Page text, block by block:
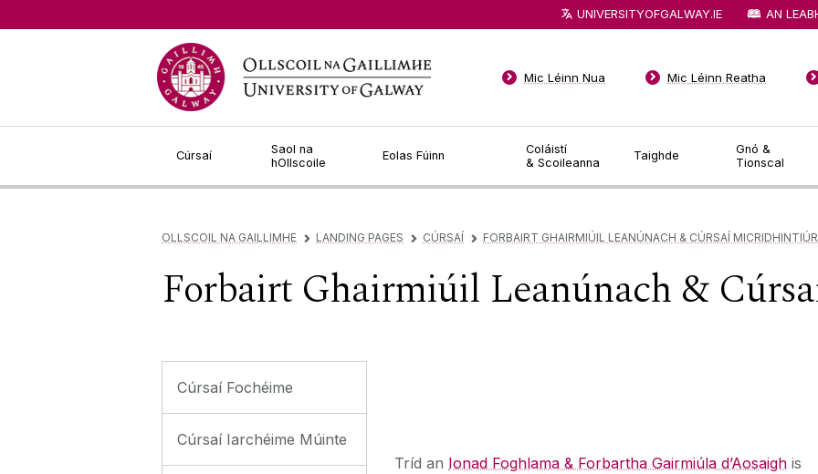
Cúrsaí
Saol na
hOllscoile
Eolas Fúinn
Coláistí
& Scoileanna
Taighde
Gnó &
Tionscal
Mic Léinn Nua Mic Léinn Reatha
UNIVERSITYOFGALWAY.IE AN
OLLSCOIL NA GAILLIMHE ▻ LANDING PAGES ▻ CÚRSAÍ ▻ FORBAIRT GHAIRMIÚIL LEANÚNACH & CÚRSAÍ MICRIDHINTIÚR
Forbairt Ghairmiúil Leanúnach &
Cúrsaí Fochéime
Cúrsaí Iarchéime Múinte
Tríd an Ionad Foghlama & Forbartha Gairmiúla d’Aosaigh is